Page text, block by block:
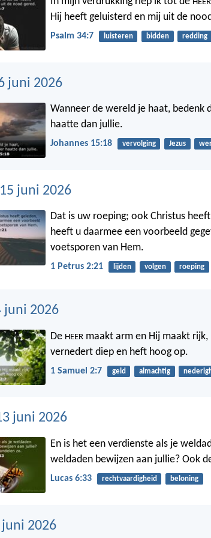
HEER
Hij heeft geluisterd en mij uit de
Psalm 34:7 luisteren bidden redding
juni 2026
Wanneer de wereld je haat, bedenk
haatte dan jullie.
Johannes 15:18 vervolging Jezus
juni 2026
Dat is uw roeping; ook Christus
heeft u daarmee een voorbeeld
voetsporen van Hem.
1 Petrus 2:21 lijden volgen roeping
juni 2026
De HEER maakt arm en Hij maakt rijk,
vernedert diep en heft hoog op.
1 Samuel 2:7 geld almachtig
juni 2026
En is het een verdienste als je
weldaden bewijzen aan jullie? Ook
Lucas 6:33 rechtvaardigheid beloning
2026